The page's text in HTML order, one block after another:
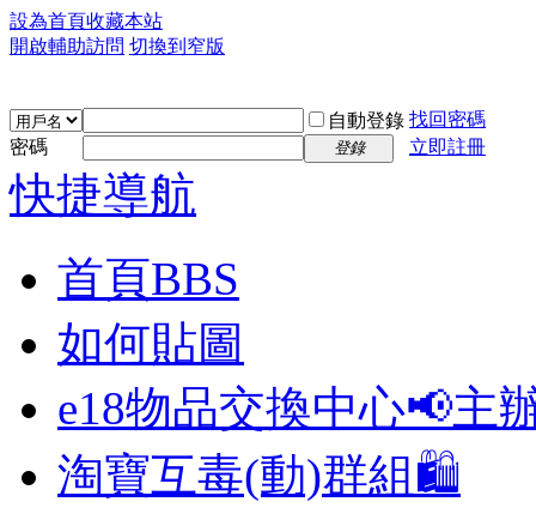
設為首頁收藏本站
開啟輔助訪問 切換到窄版
自動登錄 找回密碼
密碼
登錄 立即註冊
快捷導航
首頁BBS
如何貼圖
e18物品交換中心📢主
淘寶互毒(動)群組🛍️